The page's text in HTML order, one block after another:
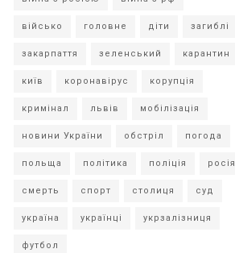
військо головне діти загиблі
закарпаття зеленський карантин
київ коронавірус корупція
кримінал львів мобілізація
новини України обстріл погода
польща політика поліція росія
смерть спорт столиця суд
україна українці укрзалізниця
футбол